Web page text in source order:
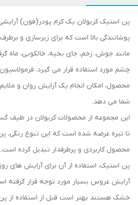
پن استیک کریولان یک کرم پودر(فون)
پوشانندگی بالا است که برای زیرسازی و
مانند جوش، زخم، جای بخیه، خالکوبی، ماه
چشم مورد استفاده قرار می گیرد. فرمولاسیون
محصول، امکان انجام یک آرایش روان و
شما می دهد.
این مجموعه از محصولات کریولان در طیف
تا تیره عرضه شده است که این تنوع رنگی،
محصول کاربردی و پرطرفدار تبدیل کرده است.
پن استیک، استفاده از آن برای آرایش های
آرایش عروس بسیار مورد توجه قرار گرفته
خشک هستند بهتر است قبل از استفاده از